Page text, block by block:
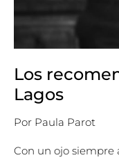
Los
Lagos
Por Paula Parot
Con un ojo siempre